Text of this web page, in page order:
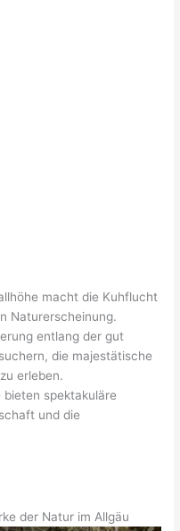
macht die Kuhflucht
Naturerscheinung.
entlang der gut
die majestätische
erleben.
bieten spektakuläre
und die
der Natur im Allgäu